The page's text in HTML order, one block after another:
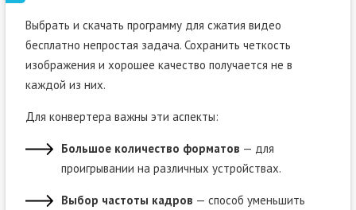
Выбрать и скачать программу для сжатия видео
бесплатно непростая задача. Сохранить четкость
изображения и хорошее качество получается не в
каждой из них.
Для конвертера важны эти аспекты:
Большое количество форматов — для
проигрывании на различных устройствах.
Выбор частоты кадров — способ уменьшить